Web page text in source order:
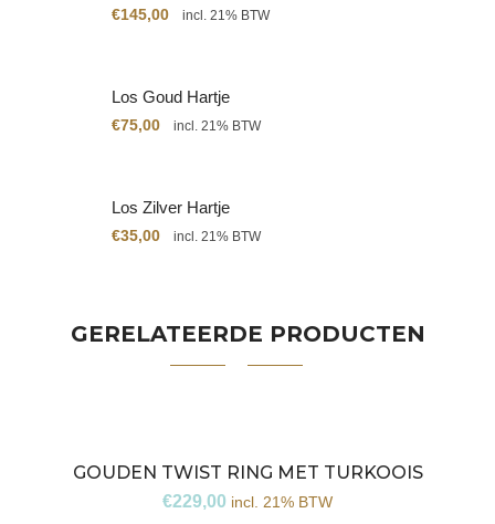
Citrien
€145,00 incl. 21% BTW
Los Goud Hartje
€75,00 incl. 21% BTW
Los Zilver Hartje
€35,00 incl. 21% BTW
GERELATEERDE PRODUCTEN
GOUDEN TWIST RING MET TURKOOIS
€229,00 incl. 21% BTW